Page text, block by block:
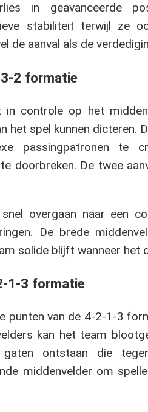
in geavanceerde
stabiliteit terwijl ze
de aanval als de
2 formatie
controle op het
het spel kunnen dicteren.
passingpatronen te
doorbreken. De twee
overgaan naar een
De brede
solide blijft wanneer het
1-3 formatie
punten van de 4-2-1-3
kan het team
ontstaan die
middenvelder om